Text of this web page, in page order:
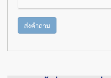
ส่งคำถาม